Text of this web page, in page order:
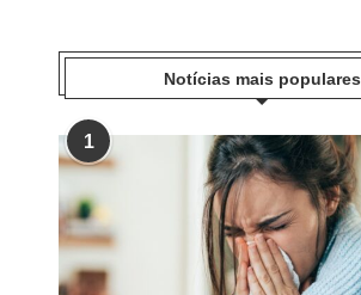
Notícias mais populares
1